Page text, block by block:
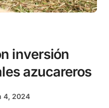
inversión
azucareros
4, 2024